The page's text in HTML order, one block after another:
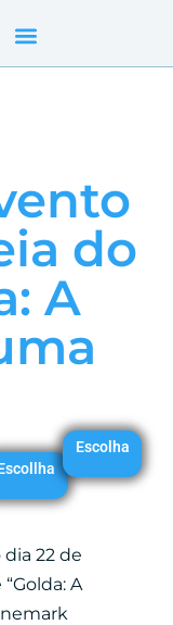
do
A
Escolha
22 de
A